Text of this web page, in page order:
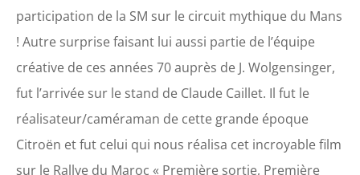
participation de la SM sur le circuit mythique du Mans
! Autre surprise faisant lui aussi partie de l’équipe
créative de ces années 70 auprès de J. Wolgensinger,
fut l’arrivée sur le stand de Claude Caillet. Il fut le
réalisateur/caméraman de cette grande époque
Citroën et fut celui qui nous réalisa cet incroyable film
sur le Rallye du Maroc « Première sortie, Première